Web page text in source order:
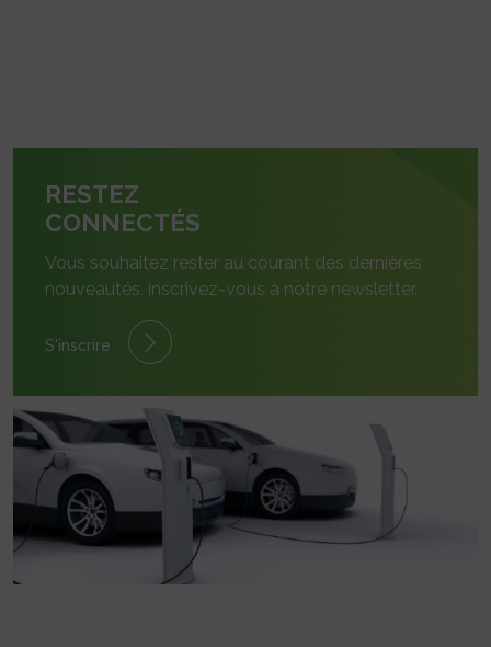
RESTEZ
CONNECTÉS
Vous souhaitez rester au courant des dernières
nouveautés, inscrivez-vous à notre newsletter.
S'inscrire